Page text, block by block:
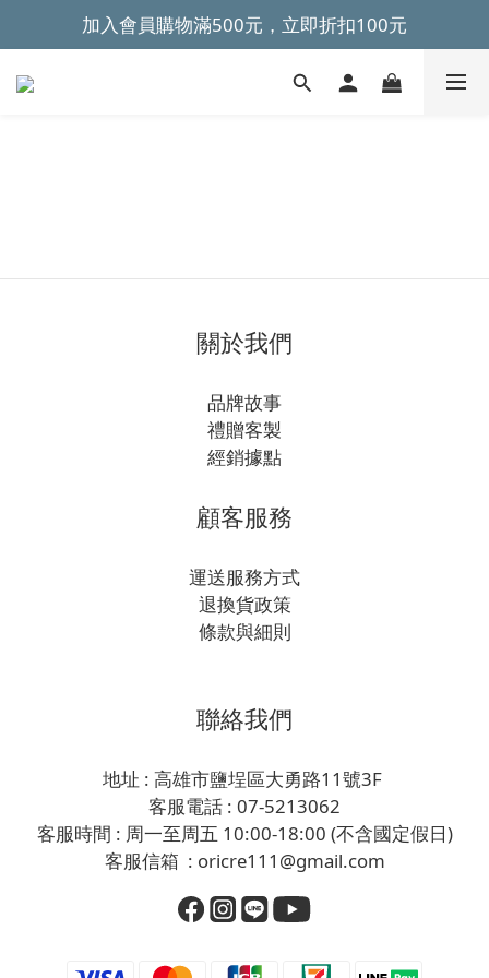
~全館滿499元免運~
加入會員購物滿500元，立即折扣100元
~全館滿499元免運~
關於我們
品牌故事
禮贈客製
經銷據點
顧客服務
運送服務方式
退換貨政策
條款與細則
聯絡我們
地址 : 高雄市鹽埕區大勇路11號3F
客服電話 : 07-5213062
客服時間 : 周一至周五 10:00-18:00 (不含國定假日)
客服信箱 : oricre111@gmail.com